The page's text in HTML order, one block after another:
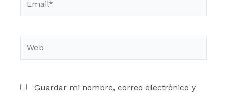
Guardar mi nombre, correo electrónico y